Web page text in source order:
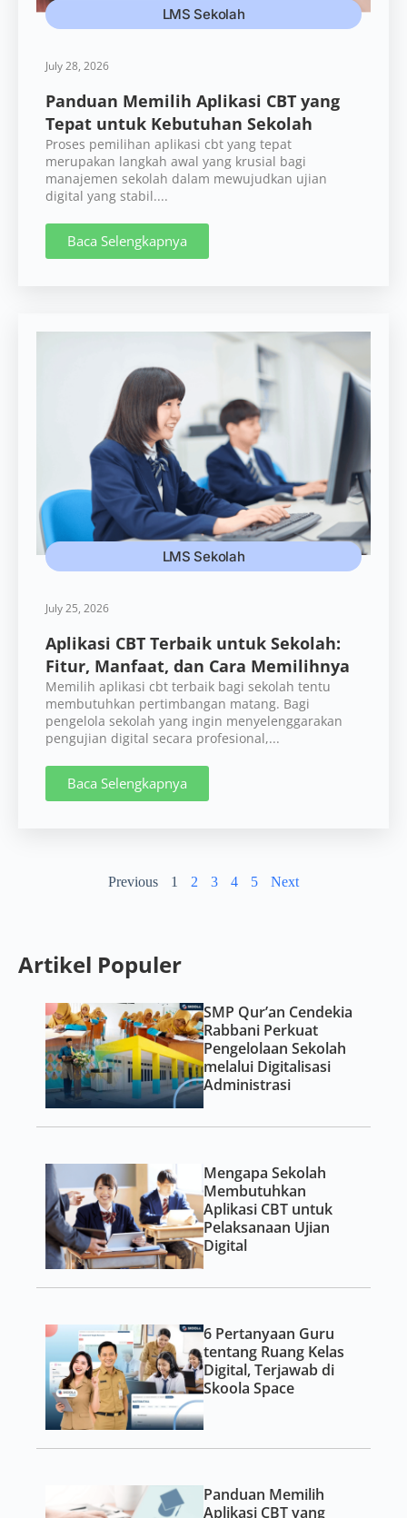
LMS Sekolah
July 28, 2026
Panduan Memilih Aplikasi CBT yang
Tepat untuk Kebutuhan Sekolah
Proses pemilihan aplikasi cbt yang tepat
merupakan langkah awal yang krusial bagi
manajemen sekolah dalam mewujudkan ujian
digital yang stabil....
Baca Selengkapnya
LMS Sekolah
July 25, 2026
Aplikasi CBT Terbaik untuk Sekolah:
Fitur, Manfaat, dan Cara Memilihnya
Memilih aplikasi cbt terbaik bagi sekolah tentu
membutuhkan pertimbangan matang. Bagi
pengelola sekolah yang ingin menyelenggarakan
pengujian digital secara profesional,...
Baca Selengkapnya
Previous 1 2 3 4 5 Next
Artikel Populer
SMP Qur’an Cendekia
Rabbani Perkuat
Pengelolaan Sekolah
melalui Digitalisasi
Administrasi
Mengapa Sekolah
Membutuhkan
Aplikasi CBT untuk
Pelaksanaan Ujian
Digital
6 Pertanyaan Guru
tentang Ruang Kelas
Digital, Terjawab di
Skoola Space
Panduan Memilih
Aplikasi CBT yang